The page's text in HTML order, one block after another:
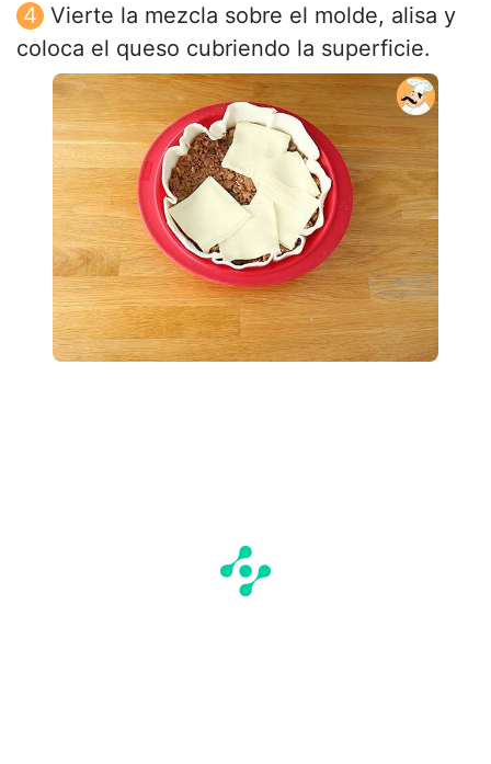
Vierte la mezcla sobre el molde, alisa y
coloca el queso cubriendo la superficie.